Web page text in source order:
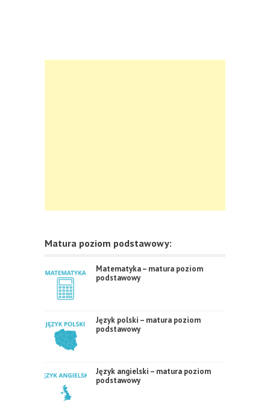
Matura poziom podstawowy:
Matematyka – matura poziom
podstawowy
Język polski – matura poziom
podstawowy
Język angielski – matura poziom
podstawowy